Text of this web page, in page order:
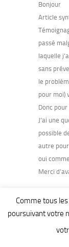
Bonjour
Article
passé
laquelle
sans
le
pour moi)
Donc
J’ai une
possible
autre
oui
Merci
CLC
27
Comme tous
poursuivant votre